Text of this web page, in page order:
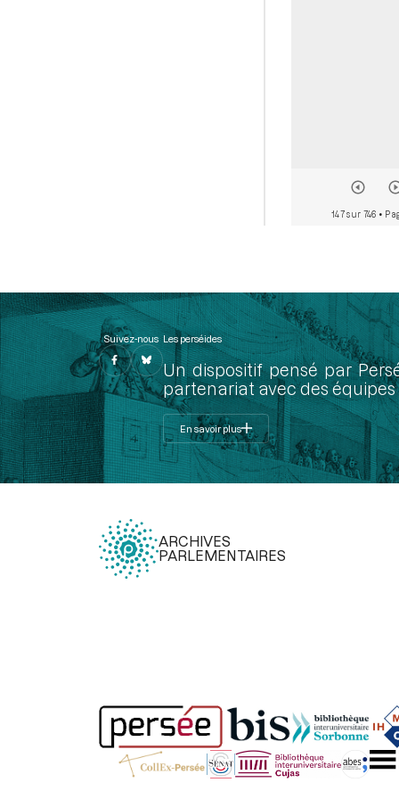
147 sur 746 •
Suivez-nous Les perséides
Un dispositif pensé par
partenariat avec des
En savoir plus
ARCHIVES
PARLEMENTAIRES